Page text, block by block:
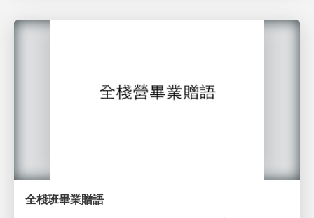
全棧班畢業贈語